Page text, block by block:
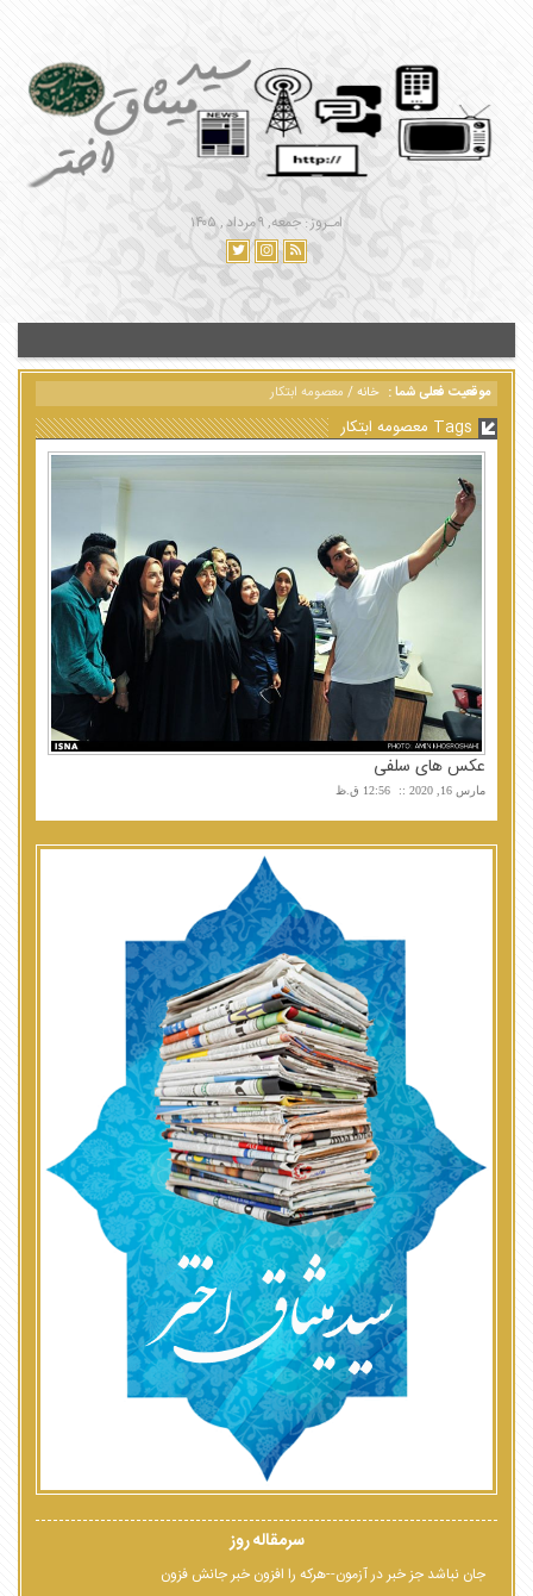
امـروز : جمعه, ۹ مرداد , ۱۴۰۵
موقعیت فعلی شما : خانه/ معصومه ابتکار
Tags معصومه ابتکار
عکس های سلفی
مارس 16, 2020 12:56 ق.ظ
سرمقاله روز
جان نباشد جز خبر در آزمون--هرکه را افزون خبر جانش فزون